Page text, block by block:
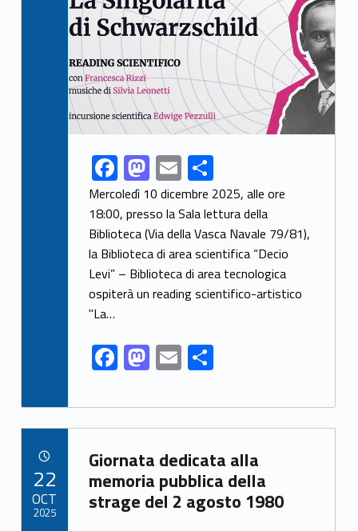
Link identifier share facebook archive #share-link-archive-11213F
ac
e
b
o
o
M
as
to
d
o
n
E
m
ai
l
S
h
ar
e
Mercoledì 10 dicembre 2025, alle ore
18:00, presso la Sala lettura della
Biblioteca (Via della Vasca Navale 79/81),
la Biblioteca di area scientifica “Decio
Levi” – Biblioteca di area tecnologica
ospiterà un reading scientifico-artistico
"La…
F
ac
e
b
o
o
k
M
as
to
d
o
n
E
m
ai
l
S
h
ar
e
Link identifier archive #link-archive-78423
Giornata dedicata alla
memoria pubblica della
strage del 2 agosto 1980
22
OCT
2025